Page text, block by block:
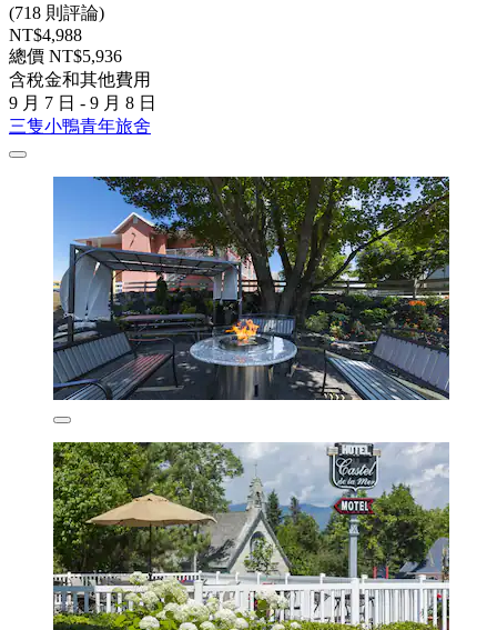
(718 則評論)
NT$4,988
總價 NT$5,936
含稅金和其他費用
9 月 7 日 - 9 月 8 日
三隻小鴨青年旅舍